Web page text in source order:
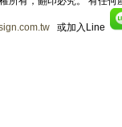
或加入Line